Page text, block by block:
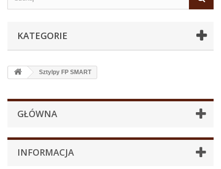
KATEGORIE
Sztylpy FP SMART
GŁÓWNA
INFORMACJA